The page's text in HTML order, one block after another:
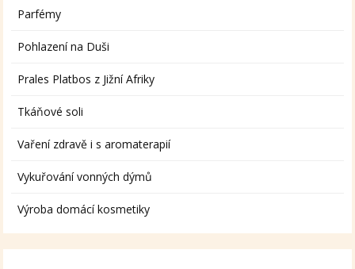
Parfémy
Pohlazení na Duši
Prales Platbos z Jižní Afriky
Tkáňové soli
Vaření zdravě i s aromaterapií
Vykuřování vonných dýmů
Výroba domácí kosmetiky